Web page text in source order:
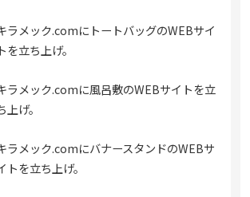
ラメック.comにトートバッグのWEBサイ
トを立ち上げ。
ラメック.comに風呂敷のWEBサイトを立
上げ。
ラメック.comにバナースタンドのWEBサ
トを立ち上げ。